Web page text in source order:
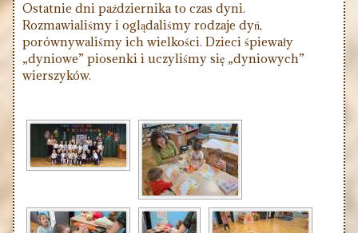
Ostatnie dni października to czas dyni.
Rozmawialiśmy i oglądaliśmy rodzaje dyń,
porównywaliśmy ich wielkości. Dzieci śpiewały
„dyniowe” piosenki i uczyliśmy się „dyniowych”
wierszyków.